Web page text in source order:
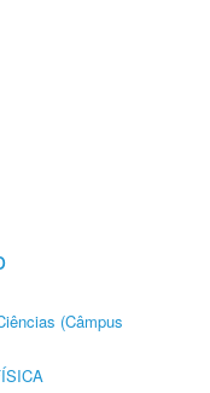
(Câmpus